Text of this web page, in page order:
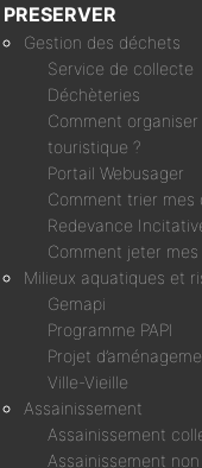
PRESERVER
Gestion des déchets
Service de collecte
Déchèteries
Comment
touristique ?
Portail Webusager
Comment trier mes
Redevance
Comment jeter
Milieux aquatiques et
Gemapi
Programme PAPI
Projet
Ville-Vieille
Assainissement
Assainissement
Assainissement